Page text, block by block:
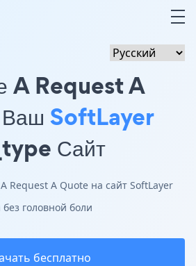
A Request A
SoftLayer
Сайт
Request A Quote на сайт SoftLayer
головной боли
бесплатно